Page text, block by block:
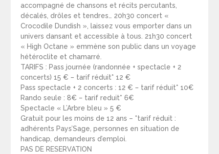
accompagné de chansons et récits percutants,
décalés, drôles et tendres… 20h30 concert «
Crocodile Dundish », laissez vous emporter dans un
univers dansant et accessible à tous. 21h30 concert
« High Octane » emmène son public dans un voyage
hétéroclite et chamarré.
TARIFS : Pass journée (randonnée + spectacle + 2
concerts) 15 € – tarif réduit* 12 €
Pass spectacle + 2 concerts : 12 € – tarif réduit* 10€
Rando seule : 8€ – tarif reduit* 6€
Spectacle « L’Arbre bleu » 5 €
Gratuit pour les moins de 12 ans – *tarif réduit :
adhérents Pays’Sage, personnes en situation de
handicap, demandeurs d’emploi.
PAS DE RESERVATION